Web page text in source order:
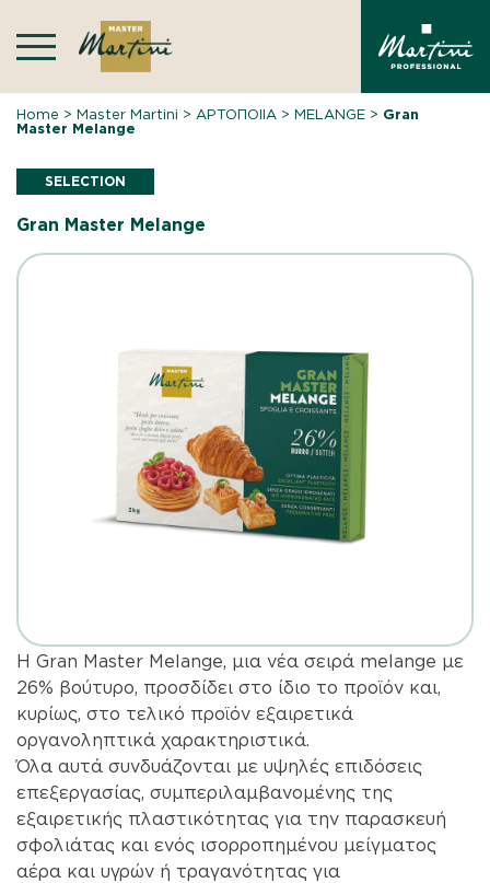
content
Home >Master Martini >ΑΡΤΟΠΟΙΙΑ >MELANGE > Gran
Master Melange
SELECTION
Gran Master Melange
Η Gran Master Melange, μια νέα σειρά melange με
26% βούτυρο, προσδίδει στο ίδιο το προϊόν και,
κυρίως, στο τελικό προϊόν εξαιρετικά
οργανοληπτικά χαρακτηριστικά.
Όλα αυτά συνδυάζονται με υψηλές επιδόσεις
επεξεργασίας, συμπεριλαμβανομένης της
εξαιρετικής πλαστικότητας για την παρασκευή
σφολιάτας και ενός ισορροπημένου μείγματος
αέρα και υγρών ή τραγανότητας για